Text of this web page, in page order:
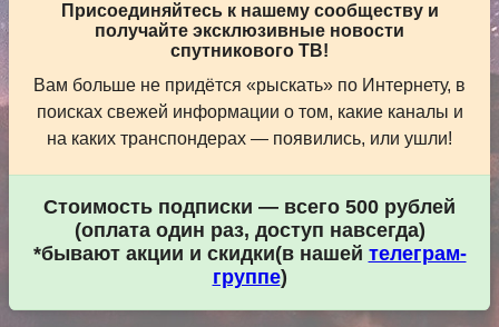
Присоединяйтесь к нашему сообществу и
получайте эксклюзивные новости
спутникового ТВ!
Вам больше не придётся «рыскать» по Интернету, в
поисках свежей информации о том, какие каналы и
на каких транспондерах — появились, или ушли!
Стоимость подписки — всего 500 рублей
(оплата один раз, доступ навсегда)
*бывают акции и скидки(в нашей телеграм-
группе)